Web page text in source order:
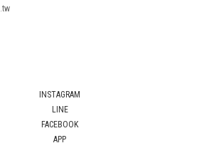
INSTAGRAM
LINE
FACEBOOK
APP